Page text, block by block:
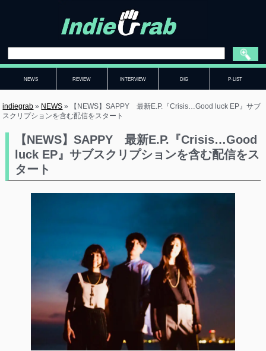
NEWS REVIEW INTERVIEW DIG P-LIST
indiegrab » NEWS »
【NEWS】SAPPY 最新E.P.『Crisis…Good luck EP』サブ
スクリプションを含む配信をスタート
【NEWS】SAPPY 最新E.P.『Crisis…Good
luck EP』サブスクリプションを含む配信をス
タート